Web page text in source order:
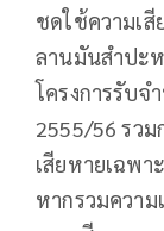
ชดใช้ความเ
ลานมันสำปะ
โครงการรับ
2555/56 รว
เสียหายเฉพ
หากรวมควา